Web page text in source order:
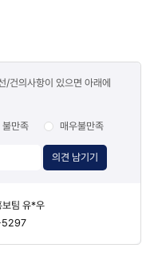
/건의사항이 있으면 아래에
불만족 매우불만족
의견 남기기
보팀 유*우